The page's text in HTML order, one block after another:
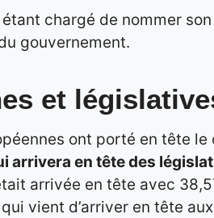
chargé de nommer
gouvernement.
et
ont porté en tête le
arrivera en tête des
arrivée en tête avec
vient d’arriver en tête